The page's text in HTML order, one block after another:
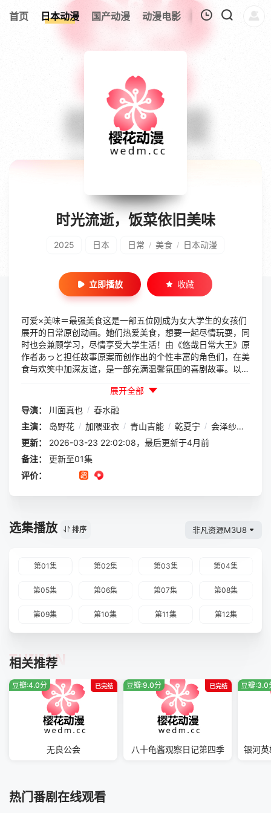
首页 日本动漫 国产动漫 动漫电影 欧美动漫 追剧
暂无观看影片的记录
时光流逝，饭菜依旧美味
2025 日本 日常 / 美食 / 日本动漫
立即播放 收藏
可爱×美味＝最强美食这是一部五位刚成为女大学生的女孩们
展开的日常原创动画。她们热爱美食，想要一起尽情玩耍，同
时也会兼顾学习，尽情享受大学生活！由《悠哉日常大王》原
作者あっと担任故事原案而创作出的个性丰富的角色们，在美
食与欢笑中加深友谊，是一部充满温馨氛围的喜剧故事。以料
作。2025年4月起，这部深夜放毒能力毋庸置疑的美食动画
即将开播。
展开全部
导演：
川面真也 / 春水融
主演：
岛野花 / 加隈亚衣 / 青山吉能 / 乾夏宁 / 会泽纱弥
更新：
2026-03-23 22:02:08，最后更新于4月前
备注：
更新至01集
评价：
选集播放 排序 非凡资源M3U8
第01集 第02集 第03集 第04集
第05集 第06集 第07集 第08集
第09集 第10集 第11集 第12集
相关推荐
TUIJIAN
已完结
豆瓣:4.0分
无良公会
已完结
豆瓣:9.0分
八十龟酱观察日记第四季
豆瓣:3.0
热门番剧在线观看